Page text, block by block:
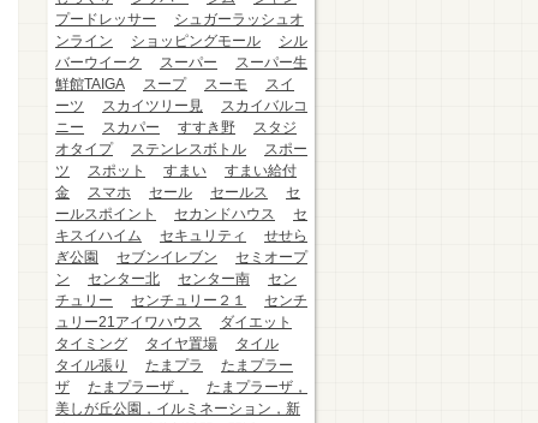
プードレッサー
シュガーラッシュオ
ンライン
ショッピングモール
シル
バーウイーク
スーパー
スーパー生
鮮館TAIGA
スープ スーモ
スイ
ーツ
スカイツリー見
スカイバルコ
ニー
スカパー すすき野
スタジ
オタイプ
ステンレスボトル
スポー
ツ
スポット すまい
すまい給付
金
スマホ セール セールス
セ
ールスポイント
セカンドハウス
セ
キスイハイム
セキュリティ
せせら
ぎ公園
セブンイレブン
セミオープ
ン
センター北 センター南
セン
チュリー
センチュリー２１
センチ
ュリー21アイワハウス
ダイエット
タイミング
タイヤ置場
タイル
タイル張り
たまプラ
たまプラー
ザ
たまプラーザ，
たまプラーザ，
美しが丘公園，イルミネーション，新